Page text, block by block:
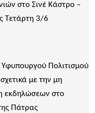
στο Σινέ Κάστρο –
Τετάρτη 3/6
Πολιτισμού
με την μη
εκδηλώσεων στο
Πάτρας